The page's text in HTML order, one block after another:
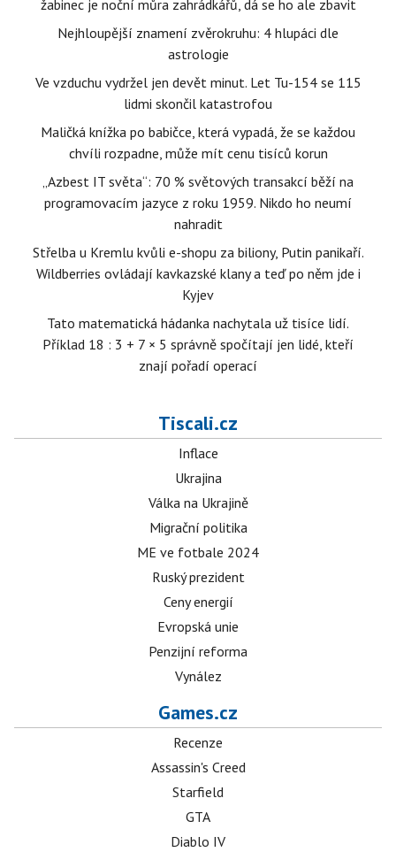
žabinec je noční můra zahrádkářů, dá se ho ale zbavit
Nejhloupější znamení zvěrokruhu: 4 hlupáci dle
astrologie
Ve vzduchu vydržel jen devět minut. Let Tu-154 se 115
lidmi skončil katastrofou
Maličká knížka po babičce, která vypadá, že se každou
chvíli rozpadne, může mít cenu tisíců korun
„Azbest IT světa“: 70 % světových transakcí běží na
programovacím jazyce z roku 1959. Nikdo ho neumí
nahradit
Střelba u Kremlu kvůli e-shopu za biliony, Putin panikaří.
Wildberries ovládají kavkazské klany a teď po něm jde i
Kyjev
Tato matematická hádanka nachytala už tisíce lidí.
Příklad 18 : 3 + 7 × 5 správně spočítají jen lidé, kteří
znají pořadí operací
Tiscali.cz
Inflace
Ukrajina
Válka na Ukrajině
Migrační politika
ME ve fotbale 2024
Ruský prezident
Ceny energií
Evropská unie
Penzijní reforma
Vynález
Games.cz
Recenze
Assassin's Creed
Starfield
GTA
Diablo IV